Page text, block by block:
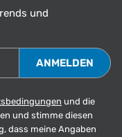
und
und die
und stimme diesen
dass meine Angaben